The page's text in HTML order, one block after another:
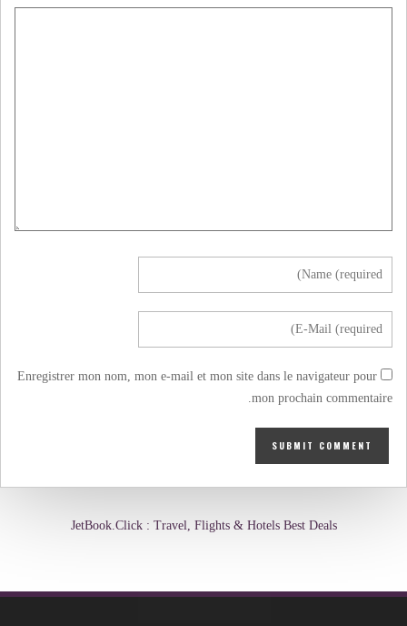
Enregistrer mon nom, mon e-mail et mon site dans le navigateur pour
mon prochain commentaire.
JetBook.Click : Travel, Flights & Hotels Best Deals